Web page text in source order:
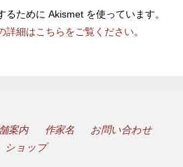
るために Akismet を使っています。
詳細はこちらをご覧ください。
案内 作家名
お問い合わせ
ショップ